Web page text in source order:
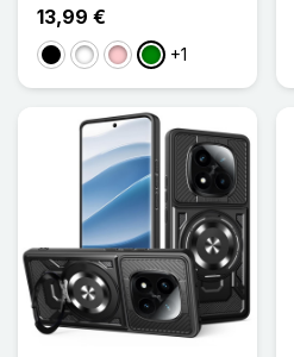
13,99 €
NoirBlancRoseVert+1